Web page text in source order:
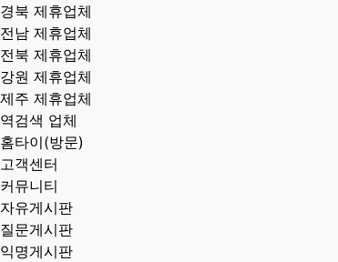
경북 제휴업체
전남 제휴업체
전북 제휴업체
강원 제휴업체
제주 제휴업체
역검색 업체
홈타이(방문)
고객센터
커뮤니티
자유게시판
질문게시판
익명게시판